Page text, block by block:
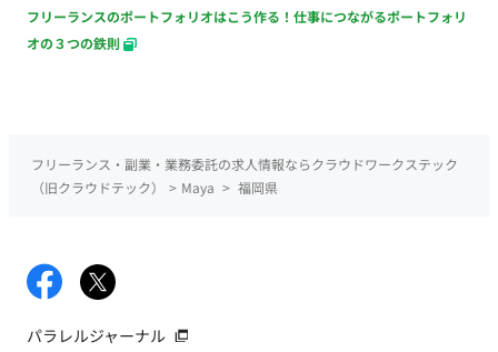
フリーランスのポートフォリオはこう作る！仕事につながるポートフォリ
オの３つの鉄則
フリーランス・副業・業務委託の求人情報ならクラウドワークステック
（旧クラウドテック）
> Maya > 福岡県
パラレルジャーナル